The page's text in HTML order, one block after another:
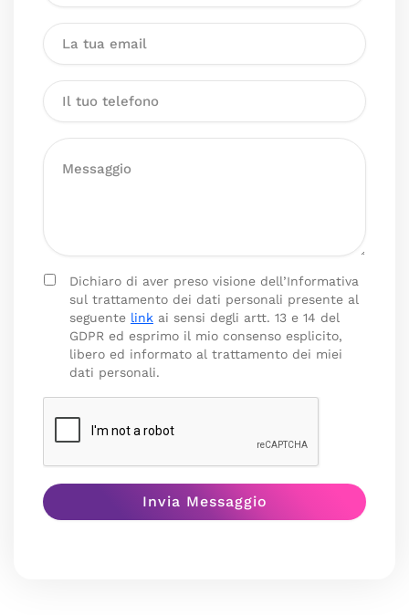
Dichiaro di aver preso visione dell’Informativa
sul trattamento dei dati personali presente al
seguente link ai sensi degli artt. 13 e 14 del
GDPR ed esprimo il mio consenso esplicito,
libero ed informato al trattamento dei miei
dati personali.